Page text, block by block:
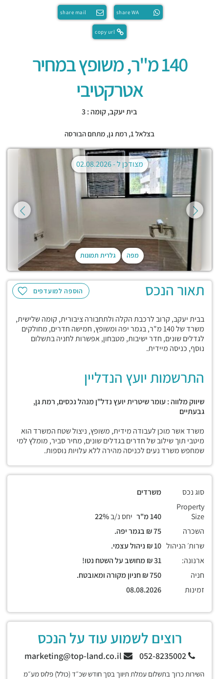
share WA
share mail
copy url
140 מ"ר, משופץ במחיר
אטרקטיבי
בית יעקב, קומה : 3
בצלאל 1, רמת גן, מתחם הבורסה
מפה גלרית תמונות
מצודכן ל -02.08.2026
הוספה למועדפים תאור הנכס
בבית יעקב, קרוב לרכבת הקלה ולתחבורה ציבורית, קומה שלישית,
משרד של 140 מ"ר, בגמר יפה ומשופץ, חמישה חדרים, מחולקים
לגדלים שונים, חדר ישיבות, מטבחון, אפשרות לחניה בתשלום
נוסף, כניסה מיידית.
התרשמות יועץ הנדליין
שיווק מלווה : עומר שיטרית יועץ נדל"ן מנהל נכסים, רמת גן,
גבעתיים
משרד אשר מוכן לעבודה מידית, משופץ, ניצול שטח המשרד הוא
מיטבי תוך שילוב של חדרים בגדלים שונים, מחיר סביר, מומלץ למי
שמחפש משרד נעים לכניסה מהירה ללא עלויות נוספות.
סוג נכס
משרדים
Property
Size
יחס נ/ב
השכרה
שרות׳ הניהול
ארנונה:
חניה
זמינות
רוצים לשמוע עוד על הנכס
052-8235002
השירות כרוך בתשלום עמלת תיווך בסך חודש שכ״ד (כולל) פלוס מע״מ